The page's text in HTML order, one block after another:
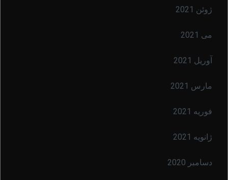
ژوئن 2021
می 2021
آوریل 2021
مارس 2021
فوریه 2021
ژانویه 2021
دسامبر 2020